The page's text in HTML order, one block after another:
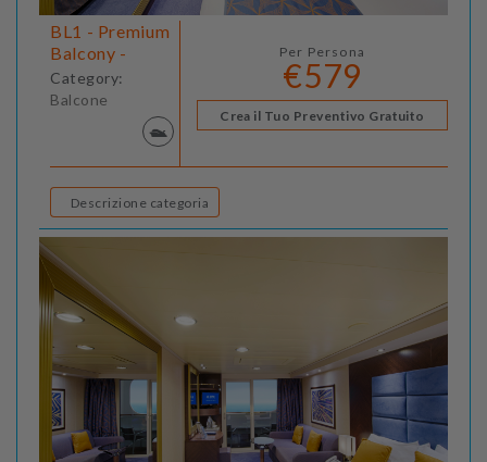
BL1 - Premium
Balcony -
Category:
Balcone
Per Persona
€579
Crea il Tuo Preventivo Gratuito
Descrizione categoria